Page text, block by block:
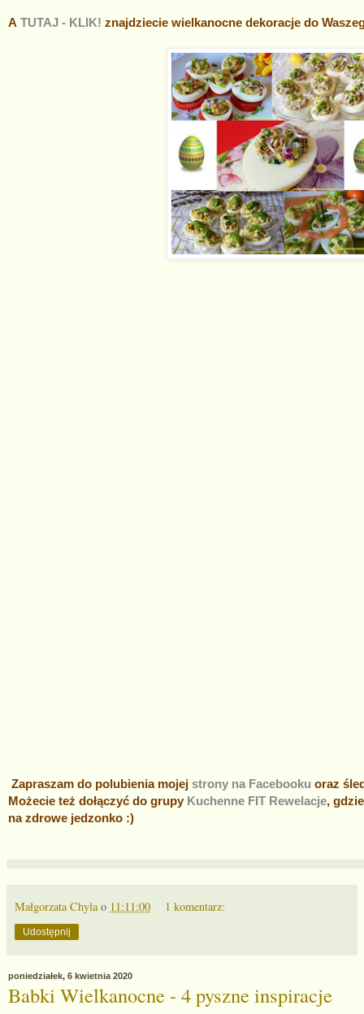
A TUTAJ - KLIK! znajdziecie wielkanocne dekoracje do
Zapraszam do polubienia mojej strony na Facebooku oraz
Możecie też dołączyć do grupy Kuchenne FIT Rewelacje,
na zdrowe jedzonko :)
Małgorzata Chyla o 11:11:00 1 komentarz:
Udostępnij
poniedziałek, 6 kwietnia 2020
Babki Wielkanocne - 4 pyszne inspiracje